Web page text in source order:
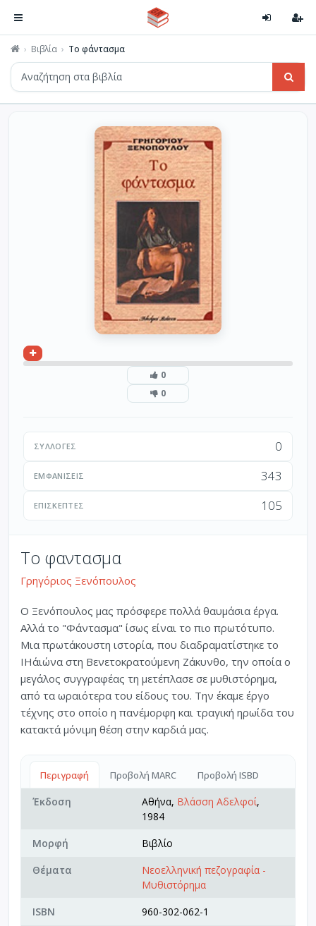
Βιβλία Το φάντασμα
0
0
ΣΥΛΛΟΓΈΣ 0
ΕΜΦΑΝΊΣΕΙΣ 343
ΕΠΙΣΚΈΠΤΕΣ 105
Το φαντασμα
Γρηγόριος Ξενόπουλος
Ο Ξενόπουλος μας πρόσφερε πολλά θαυμάσια έργα.
Αλλά το "Φάντασμα" ίσως είναι το πιο πρωτότυπο.
Μια πρωτάκουστη ιστορία, που διαδραματίστηκε το
ΙΗ΄αιώνα στη Βενετοκρατούμενη Ζάκυνθο, την οποία ο
μεγάλος συγγραφέας τη μετέπλασε σε μυθιστόρημα,
από τα ωραιότερα του είδους του. Την έκαμε έργο
τέχνης στο οποίο η πανέμορφη και τραγική ηρωίδα του
κατακτά μόνιμη θέση στην καρδιά μας.
Περιγραφή Προβολή MARC Προβολή ISBD
Έκδοση Αθήνα, Βλάσση Αδελφοί,
1984
Μορφή
Βιβλίο
Θέματα
Νεοελληνική πεζογραφία -
Μυθιστόρημα
ISBN
960-302-062-1